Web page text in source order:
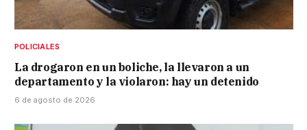
POLICIALES
La drogaron en un boliche, la llevaron a un
departamento y la violaron: hay un detenido
6 de agosto de 2026